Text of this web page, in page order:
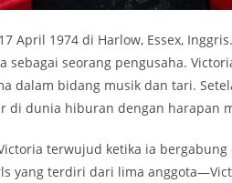
April 1974 di Harlow, Essex,
sebagai seorang pengusaha.
dalam bidang musik dan tari.
di dunia hiburan dengan harapan
terwujud ketika ia bergabung
yang terdiri dari lima